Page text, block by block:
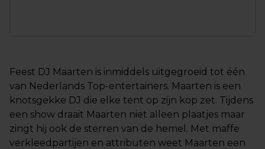
Feest DJ Maarten is inmiddels uitgegroeid tot één
van Nederlands Top-entertainers. Maarten is een
knotsgekke DJ die elke tent op zijn kop zet. Tijdens
een show draait Maarten niet alleen plaatjes maar
zingt hij ook de sterren van de hemel. Met maffe
verkleedpartijen en attributen weet Maarten een